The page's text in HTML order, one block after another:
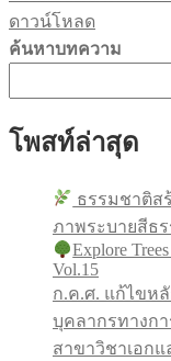
ดาวน์โหลด
ค้นหาบทความ
โพสท์ล่าสุด
ธรรมชาติส
ภาพระบายสีธร
Explore
Vol.15
ก.ค.ศ. แก้ไขห
บุคลากรทางก
สาขาวิชาเอก